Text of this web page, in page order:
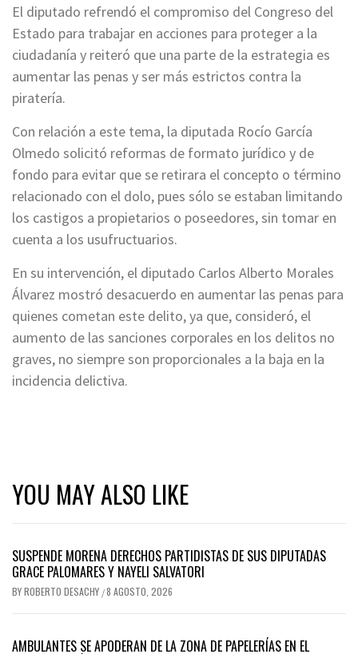
El diputado refrendó el compromiso del Congreso del
Estado para trabajar en acciones para proteger a la
ciudadanía y reiteró que una parte de la estrategia es
aumentar las penas y ser más estrictos contra la
piratería.
Con relación a este tema, la diputada Rocío García
Olmedo solicitó reformas de formato jurídico y de
fondo para evitar que se retirara el concepto o término
relacionado con el dolo, pues sólo se estaban limitando
los castigos a propietarios o poseedores, sin tomar en
cuenta a los usufructuarios.
En su intervención, el diputado Carlos Alberto Morales
Álvarez mostró desacuerdo en aumentar las penas para
quienes cometan este delito, ya que, consideró, el
aumento de las sanciones corporales en los delitos no
graves, no siempre son proporcionales a la baja en la
incidencia delictiva.
YOU MAY ALSO LIKE
SUSPENDE MORENA DERECHOS PARTIDISTAS DE SUS DIPUTADAS
GRACE PALOMARES Y NAYELI SALVATORI
BYROBERTO DESACHY /8 AGOSTO, 2026
AMBULANTES SE APODERAN DE LA ZONA DE PAPELERÍAS EN EL